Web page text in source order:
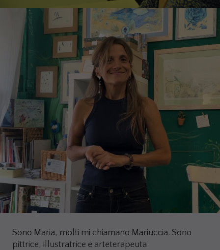
Sono Maria, molti mi chiamano Mariuccia. Sono
pittrice, illustratrice e arteterapeuta.